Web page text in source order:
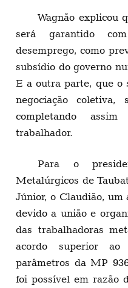
Wagnão explicou
será garantido
desemprego, como
subsídio do governo
E a outra parte, que o
negociação coletiva,
completando
trabalhador.
Para o
Metalúrgicos de
Júnior, o Claudião, um
devido a união e
das trabalhadoras
acordo superior
parâmetros da MP
foi possível em razão